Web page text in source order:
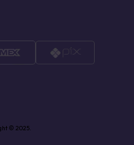
© 2025.